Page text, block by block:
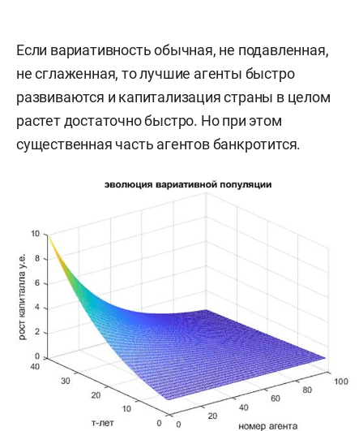
Если вариативность обычная, не подавленная,
не сглаженная, то лучшие агенты быстро
развиваются и капитализация страны в целом
растет достаточно быстро. Но при этом
существенная часть агентов банкротится.